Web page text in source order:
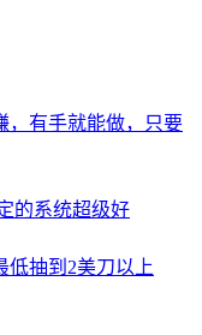
，有手就能做，只要
的系统超级好
低抽到2美刀以上